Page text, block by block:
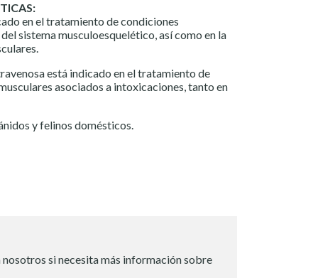
en el tratamiento de condiciones
sistema musculoesquelético, así como en la
está indicado en el tratamiento de
asociados a intoxicaciones, tanto en
y felinos domésticos.
si necesita más información sobre